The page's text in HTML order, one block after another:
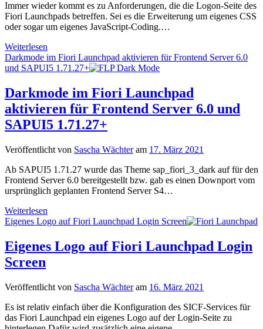
Immer wieder kommt es zu Anforderungen, die die Logon-Seite des
Fiori Launchpads betreffen. Sei es die Erweiterung um eigenes CSS
oder sogar um eigenes JavaScript-Coding.…
Weiterlesen
Launchpad
Logon
eigenem
Javascript
und
CSS
Darkmode im Fiori Launchpad aktivieren für Frontend Server 6.0
und SAPUI5 1.71.27+
Darkmode im Fiori Launchpad
aktivieren für Frontend Server 6.0 und
SAPUI5 1.71.27+
Veröffentlicht von Sascha Wächteram 17. März 2021
Ab SAPUI5 1.71.27 wurde das Theme sap_fiori_3_dark auf für den
Frontend Server 6.0 bereitgestellt bzw. gab es einen Downport vom
ursprünglich geplanten Frontend Server S4…
Weiterlesen
im
Launchpad
aktivieren
Server
und
SAPUI5
1.71.27+
Eigenes Logo auf Fiori Launchpad Login Screen
Eigenes Logo auf Fiori Launchpad Login
Screen
Veröffentlicht von Sascha Wächteram 16. März 2021
Es ist relativ einfach über die Konfiguration des SICF-Services für
das Fiori Launchpad ein eigenes Logo auf der Login-Seite zu